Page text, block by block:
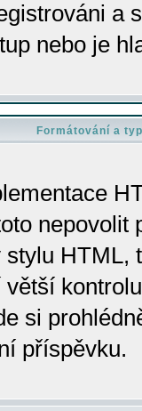
a
nebo je
Formátování a
HTML,
si
příspěvku.